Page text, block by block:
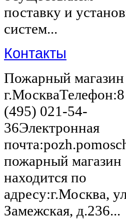
поставку и
систем...
Контакты
Пожарный магазин
г.МоскваТелефон:8
(495) 021-54-
36Электронная
пожарный магазин
находится по
адресу:г.Москва,
Замежская, д.236...